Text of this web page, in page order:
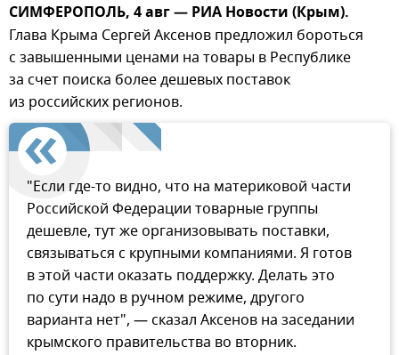
СИМФЕРОПОЛЬ, 4 авг — РИА Новости (Крым).
Глава Крыма Сергей Аксенов предложил бороться
с завышенными ценами на товары в Республике
за счет поиска более дешевых поставок
из российских регионов.
"Если где-то видно, что на материковой части
Российской Федерации товарные группы
дешевле, тут же организовывать поставки,
связываться с крупными компаниями. Я готов
в этой части оказать поддержку. Делать это
по сути надо в ручном режиме, другого
варианта нет", — сказал Аксенов на заседании
крымского правительства во вторник.